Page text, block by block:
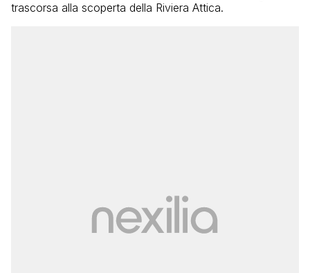
trascorsa alla scoperta della Riviera Attica.